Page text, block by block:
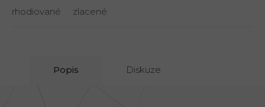
rhodiované zlacené
Popis Diskuze